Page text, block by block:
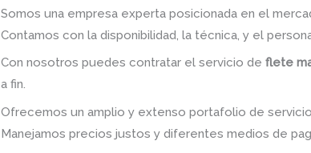
Somos una empresa experta posicionada en el
Contamos con la disponibilidad, la técnica, y el
Con nosotros puedes contratar el servicio deflete
a fin.
Ofrecemos un amplio y extenso portafolio de
Manejamos precios justos y diferentes medios de